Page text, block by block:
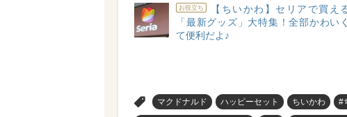
お役立ち
【ちいかわ】セリアで買え
「最新グッズ」大特集！全部かわいく
て便利だよ♪
マクドナルド ハッピーセット ちいかわ #